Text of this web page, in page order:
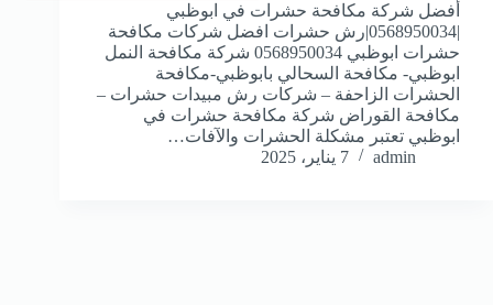
أفضل شركة مكافحة حشرات في ابوظبي
|0568950034|رش حشرات افضل شركات مكافحة
حشرات ابوظبي 0568950034 شركة مكافحة النمل
ابوظبي- مكافحة السحالي بابوظبي-مكافحة
الحشرات الزاحفة – شركات رش مبيدات حشرات –
مكافحة القوراض شركة مكافحة حشرات في
ابوظبي تعتبر مشكلة الحشرات والآفات…
admin
7 يناير، 2025